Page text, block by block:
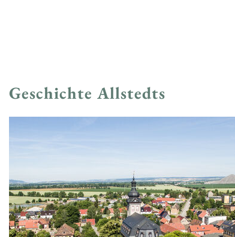
Geschichte Allstedts